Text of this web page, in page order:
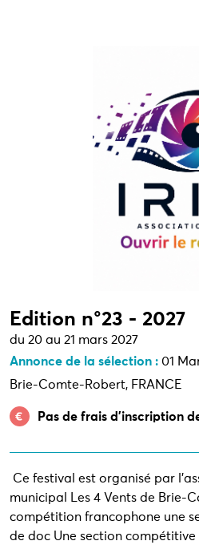
Edition n°23 - 2027
du 20 au 21 mars 2027
Annonce de la sélection : 01
Brie-Comte-Robert, FRANCE
Pas de frais d’inscription
Ce festival est organisé par
municipal Les 4 Vents de Brie-
compétition francophone une
de doc Une section